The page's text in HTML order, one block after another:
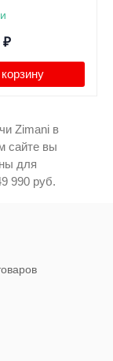
₽
Zimani в
сайте вы
для
990 руб.